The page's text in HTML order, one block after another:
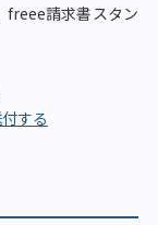
freee請求書スタン
する